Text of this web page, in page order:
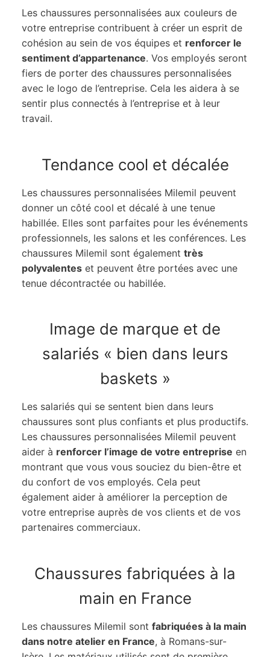
Les chaussures personnalisées aux couleurs de
votre entreprise contribuent à créer un esprit de
cohésion au sein de vos équipes et renforcer le
sentiment d’appartenance. Vos employés seront
fiers de porter des chaussures personnalisées
avec le logo de l’entreprise. Cela les aidera à se
sentir plus connectés à l’entreprise et à leur
travail.
Tendance cool et décalée
Les chaussures personnalisées Milemil peuvent
donner un côté cool et décalé à une tenue
habillée. Elles sont parfaites pour les événements
professionnels, les salons et les conférences. Les
chaussures Milemil sont également très
polyvalentes et peuvent être portées avec une
tenue décontractée ou habillée.
Image de marque et de
salariés « bien dans leurs
baskets »
Les salariés qui se sentent bien dans leurs
chaussures sont plus confiants et plus productifs.
Les chaussures personnalisées Milemil peuvent
aider à renforcer l’image de votre entreprise en
montrant que vous vous souciez du bien-être et
du confort de vos employés. Cela peut
également aider à améliorer la perception de
votre entreprise auprès de vos clients et de vos
partenaires commerciaux.
Chaussures fabriquées à la
main en France
Les chaussures Milemil sont fabriquées à la main
dans notre atelier en France, à Romans-sur-